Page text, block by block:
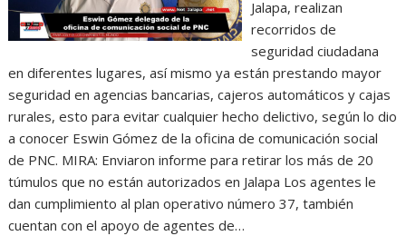
Jalapa, realizan
recorridos de
seguridad ciudadana
en diferentes lugares, así mismo ya están prestando mayor
seguridad en agencias bancarias, cajeros automáticos y cajas
rurales, esto para evitar cualquier hecho delictivo, según lo dio
a conocer Eswin Gómez de la oficina de comunicación social
de PNC. MIRA: Enviaron informe para retirar los más de 20
túmulos que no están autorizados en Jalapa Los agentes le
dan cumplimiento al plan operativo número 37, también
cuentan con el apoyo de agentes de…